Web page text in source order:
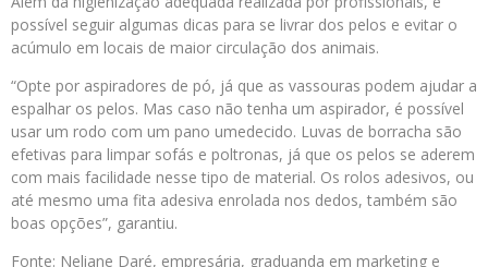
possível seguir algumas dicas para se livrar dos pelos e evitar o
acúmulo em locais de maior circulação dos animais.
“Opte por aspiradores de pó, já que as vassouras podem ajudar a
espalhar os pelos. Mas caso não tenha um aspirador, é possível
usar um rodo com um pano umedecido. Luvas de borracha são
efetivas para limpar sofás e poltronas, já que os pelos se aderem
com mais facilidade nesse tipo de material. Os rolos adesivos, ou
até mesmo uma fita adesiva enrolada nos dedos, também são
boas opções”, garantiu.
Fonte: Neliane Daré, empresária, graduanda em marketing e